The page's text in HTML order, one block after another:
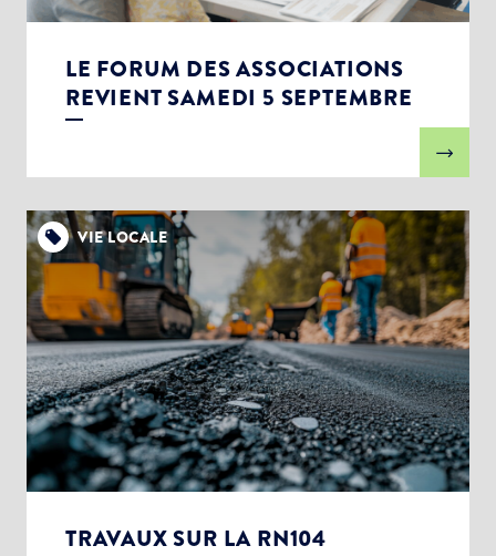
LE FORUM DES ASSOCIATIONS
REVIENT SAMEDI 5 SEPTEMBRE
VIE LOCALE
TRAVAUX SUR LA RN104